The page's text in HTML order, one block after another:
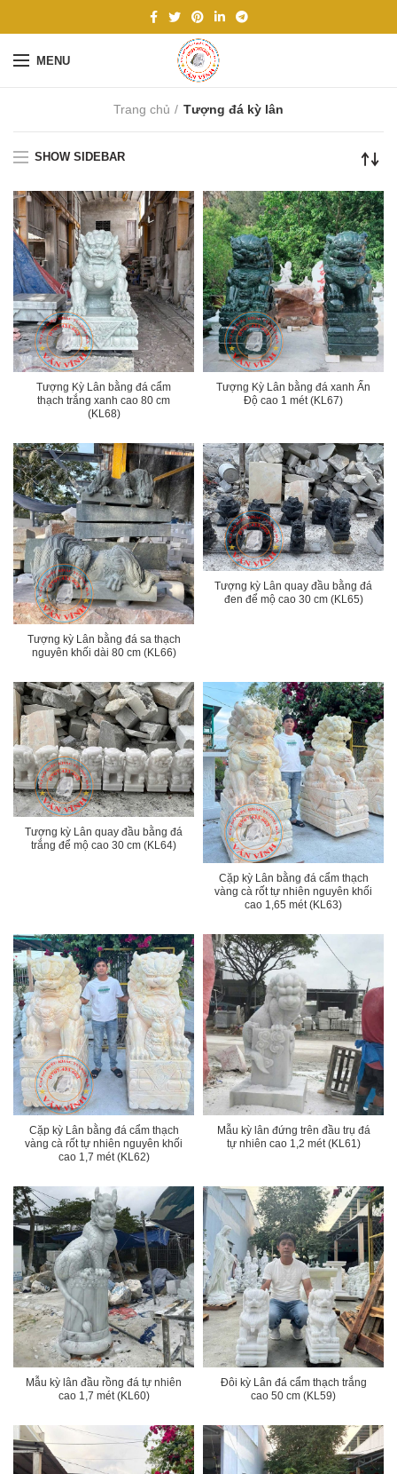
MENU
Trang chủ Tượng đá kỳ lân
SHOW SIDEBAR
Tượng Kỳ Lân bằng đá cẩm
thạch trắng xanh cao 80 cm
(KL68)
Tượng Kỳ Lân bằng đá xanh Ấn
Độ cao 1 mét (KL67)
Tượng kỳ Lân bằng đá sa thạch
nguyên khối dài 80 cm (KL66)
Tượng kỳ Lân quay đầu bằng đá
đen để mộ cao 30 cm (KL65)
Tượng kỳ Lân quay đầu bằng đá
trắng để mộ cao 30 cm (KL64)
Cặp kỳ Lân bằng đá cẩm thạch
vàng cà rốt tự nhiên nguyên khối
cao 1,65 mét (KL63)
Cặp kỳ Lân bằng đá cẩm thạch
vàng cà rốt tự nhiên nguyên khối
cao 1,7 mét (KL62)
Mẫu kỳ lân đứng trên đầu trụ đá
tự nhiên cao 1,2 mét (KL61)
Mẫu kỳ lân đầu rồng đá tự nhiên
cao 1,7 mét (KL60)
Đôi kỳ Lân đá cẩm thạch trắng
cao 50 cm (KL59)